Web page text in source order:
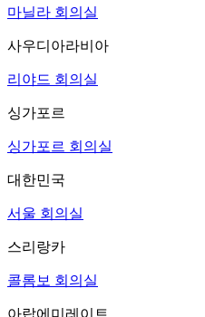
마닐라 회의실
사우디아라비아
리야드 회의실
싱가포르
싱가포르 회의실
대한민국
서울 회의실
스리랑카
콜롬보 회의실